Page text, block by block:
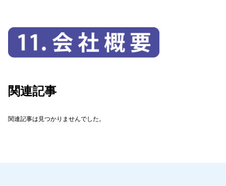
関連記事
関連記事は見つかりませんでした。